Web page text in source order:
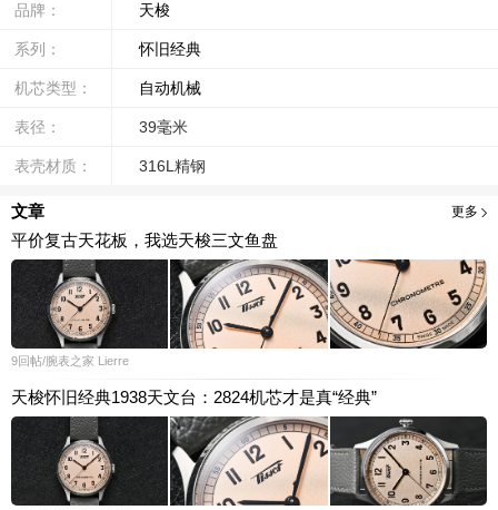
品牌： 天梭
系列： 怀旧经典
机芯类型： 自动机械
表径： 39毫米
表壳材质： 316L精钢
文章 更多
平价复古天花板，我选天梭三文鱼盘
9回帖/腕表之家 Lierre
天梭怀旧经典1938天文台：2824机芯才是真“经典”